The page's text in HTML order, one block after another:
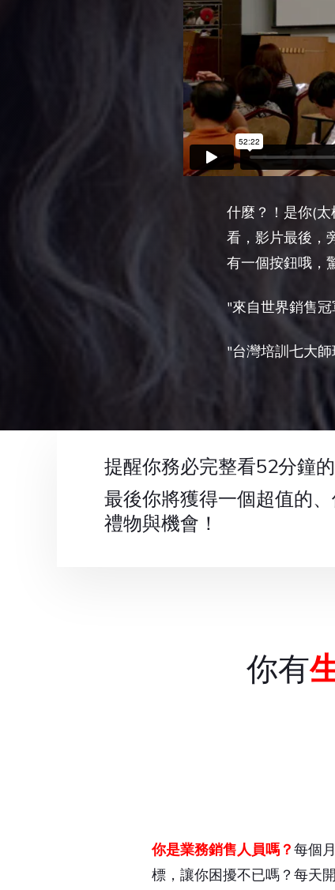
什麼？！是你(太
看，影片最後，
有一個按鈕哦，
"來自世界銷售
"台灣培訓七大
提醒你務必完整看52分鐘
最後你將獲得一個超值的
禮物與機會！
你有
你是業務銷售人員嗎？每個
標，讓你困擾不已嗎？每天